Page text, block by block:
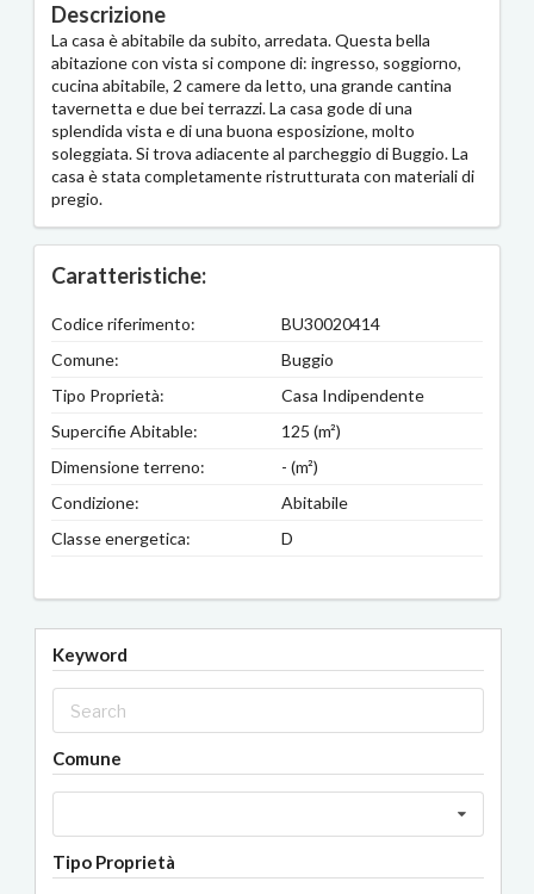
Descrizione
La casa è abitabile da subito, arredata. Questa bella
abitazione con vista si compone di: ingresso, soggiorno,
cucina abitabile, 2 camere da letto, una grande cantina
tavernetta e due bei terrazzi. La casa gode di una
splendida vista e di una buona esposizione, molto
soleggiata. Si trova adiacente al parcheggio di Buggio. La
casa è stata completamente ristrutturata con materiali di
pregio.
Caratteristiche:
Codice riferimento:
BU30020414
Comune:
Buggio
Tipo Proprietà:
Casa Indipendente
Supercifie Abitable:
125 (m²)
Dimensione terreno:
- (m²)
Condizione:
Abitabile
Classe energetica:
D
Keyword
Comune
Tipo Proprietà